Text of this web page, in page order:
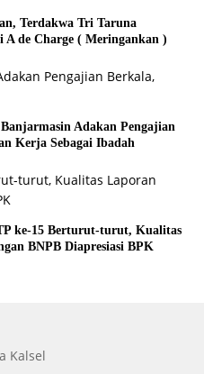
Terdakwa Tri Taruna
A de Charge ( Meringankan )
Adakan Pengajian
Kerja Sebagai Ibadah
ke-15 Berturut-turut, Kualitas
BNPB Diapresiasi BPK